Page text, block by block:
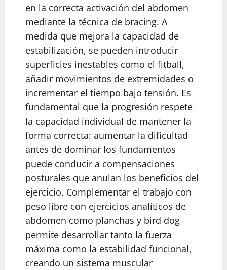
en la correcta activación del abdomen
mediante la técnica de bracing. A
medida que mejora la capacidad de
estabilización, se pueden introducir
superficies inestables como el fitball,
añadir movimientos de extremidades o
incrementar el tiempo bajo tensión. Es
fundamental que la progresión respete
la capacidad individual de mantener la
forma correcta: aumentar la dificultad
antes de dominar los fundamentos
puede conducir a compensaciones
posturales que anulan los beneficios del
ejercicio. Complementar el trabajo con
peso libre con ejercicios analíticos de
abdomen como planchas y bird dog
permite desarrollar tanto la fuerza
máxima como la estabilidad funcional,
creando un sistema muscular